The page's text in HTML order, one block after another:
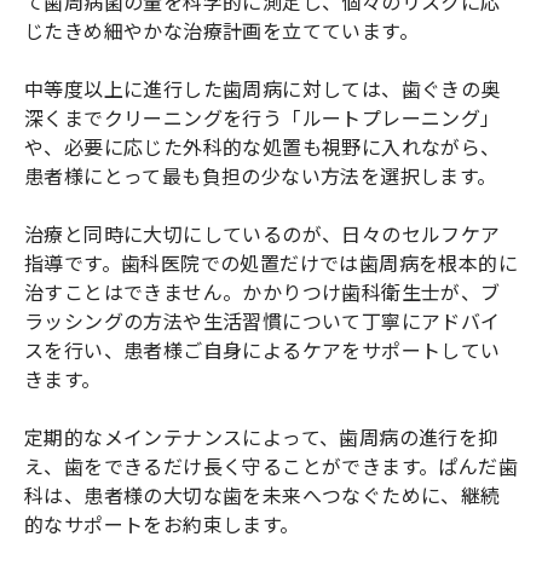
じたきめ細やかな治療計画を立てています。
中等度以上に進行した歯周病に対しては、歯ぐきの奥
深くまでクリーニングを行う「ルートプレーニング」
や、必要に応じた外科的な処置も視野に入れながら、
患者様にとって最も負担の少ない方法を選択します。
治療と同時に大切にしているのが、日々のセルフケア
指導です。歯科医院での処置だけでは歯周病を根本的に
治すことはできません。かかりつけ歯科衛生士が、ブ
ラッシングの方法や生活習慣について丁寧にアドバイ
スを行い、患者様ご自身によるケアをサポートしてい
きます。
定期的なメインテナンスによって、歯周病の進行を抑
え、歯をできるだけ長く守ることができます。ぱんだ歯
科は、患者様の大切な歯を未来へつなぐために、継続
的なサポートをお約束します。